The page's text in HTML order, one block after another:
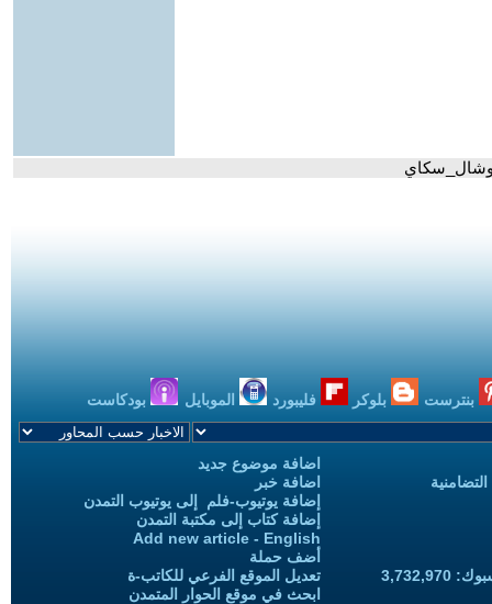
بنترست بلوكر فليبورد الموبايل بودكاست
اضافة موضوع جديد
اضافة خبر
إضافة يوتيوب-فلم إلى يوتيوب التمدن
إضافة كتاب إلى مكتبة التمدن
Add new article - English
أضف حملة
تعديل الموقع الفرعي للكاتب-ة
ابحث في موقع الحوار المتمدن